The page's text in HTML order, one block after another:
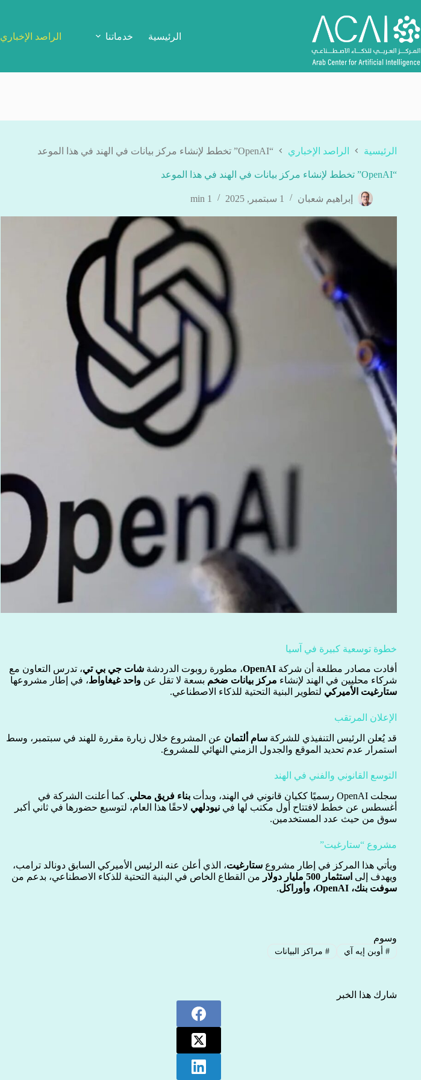
إلى
المحتوى
الرئيسية خدماتنا الراصد الإخباري
الرئيسية الراصد الإخباري “OpenAI” تخطط لإنشاء مركز بيانات في الهند في هذا الموعد
“OpenAI” تخطط لإنشاء مركز بيانات في الهند في هذا الموعد
إبراهيم شعبان 1 سبتمبر, 2025 1 min
خطوة توسعية كبيرة في آسيا
أفادت مصادر مطلعة أن شركة OpenAI، مطورة روبوت الدردشة شات جي بي تي، تدرس التعاون مع
شركاء محليين في الهند لإنشاء مركز بيانات ضخم بسعة لا تقل عن واحد غيغاواط، في إطار مشروعها
ستارغيت الأميركي لتطوير البنية التحتية للذكاء الاصطناعي.
الإعلان المرتقب
قد يُعلن الرئيس التنفيذي للشركة سام ألتمان عن المشروع خلال زيارة مقررة للهند في سبتمبر، وسط
استمرار عدم تحديد الموقع والجدول الزمني النهائي للمشروع.
التوسع القانوني والفني في الهند
سجلت OpenAI رسميًا ككيان قانوني في الهند، وبدأت
بناء فريق محلي. كما أعلنت الشركة في
أغسطس عن خطط لافتتاح أول مكتب لها في نيودلهي لاحقًا هذا العام، لتوسيع حضورها في ثاني أكبر
سوق من حيث عدد المستخدمين.
مشروع “ستارغيت”
ويأتي هذا المركز في إطار مشروع ستارغيت، الذي أعلن عنه الرئيس الأميركي السابق دونالد ترامب،
ويهدف إلى استثمار 500 مليار دولار
من القطاع الخاص في البنية التحتية للذكاء الاصطناعي، بدعم من
سوفت بنك، OpenAI، وأوراكل
.
وسوم
#أوبن إيه آي #مراكز البيانات
شارك هذا الخبر